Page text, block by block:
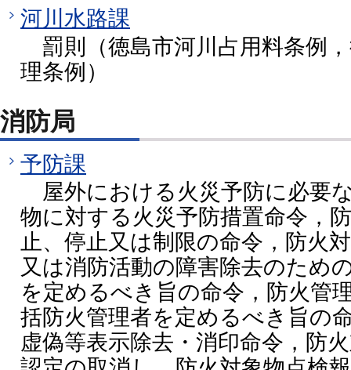
河川水路課
罰則（徳島市河川占用料条例
理条例）
消防局
予防課
屋外における火災予防に必要
物に対する火災予防措置命令，
止、停止又は制限の命令，防火
又は消防活動の障害除去のため
を定めるべき旨の命令，防火管
括防火管理者を定めるべき旨の
虚偽等表示除去・消印命令，防